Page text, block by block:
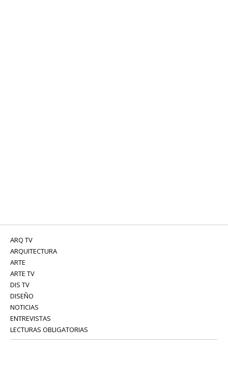
ARQ TV
ARQUITECTURA
ARTE
ARTE TV
DIS TV
DISEÑO
NOTICIAS
ENTREVISTAS
LECTURAS OBLIGATORIAS